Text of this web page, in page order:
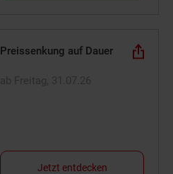
Preissenkung auf Dauer
Jetzt entdecken